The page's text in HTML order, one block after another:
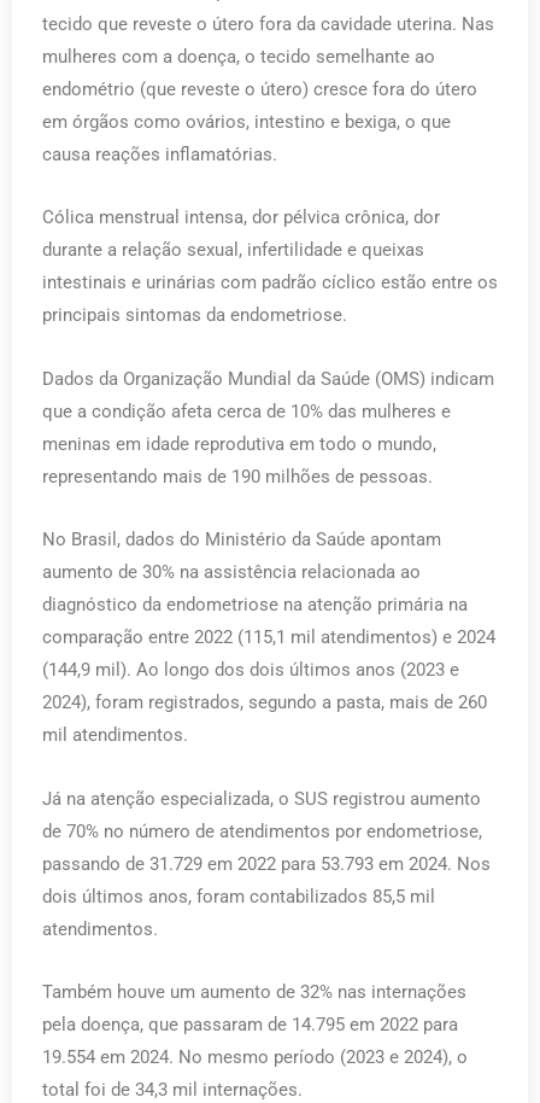
tecido que reveste o útero fora da cavidade uterina. Nas
mulheres com a doença, o tecido semelhante ao
endométrio (que reveste o útero) cresce fora do útero
em órgãos como ovários, intestino e bexiga, o que
causa reações inflamatórias.
Cólica menstrual intensa, dor pélvica crônica, dor
durante a relação sexual, infertilidade e queixas
intestinais e urinárias com padrão cíclico estão entre os
principais sintomas da endometriose.
Dados da Organização Mundial da Saúde (OMS) indicam
que a condição afeta cerca de 10% das mulheres e
meninas em idade reprodutiva em todo o mundo,
representando mais de 190 milhões de pessoas.
No Brasil, dados do Ministério da Saúde apontam
aumento de 30% na assistência relacionada ao
diagnóstico da endometriose na atenção primária na
comparação entre 2022 (115,1 mil atendimentos) e 2024
(144,9 mil). Ao longo dos dois últimos anos (2023 e
2024), foram registrados, segundo a pasta, mais de 260
mil atendimentos.
Já na atenção especializada, o SUS registrou aumento
de 70% no número de atendimentos por endometriose,
passando de 31.729 em 2022 para 53.793 em 2024. Nos
dois últimos anos, foram contabilizados 85,5 mil
atendimentos.
Também houve um aumento de 32% nas internações
pela doença, que passaram de 14.795 em 2022 para
19.554 em 2024. No mesmo período (2023 e 2024), o
total foi de 34,3 mil internações.